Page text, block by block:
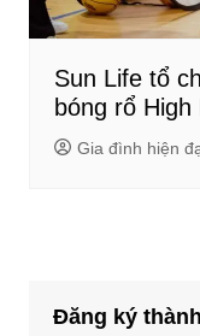
Sun Life tổ
bóng rổ
Gia đình hiện
Đăng ký